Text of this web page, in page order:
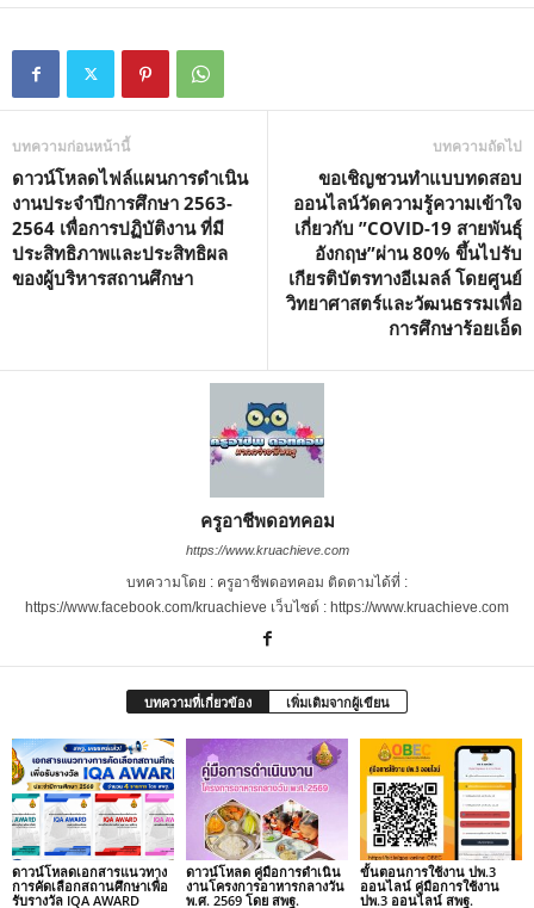
บทความก่อนหน้านี้
ดาวน์โหลดไฟล์แผนการดำเนิน
งานประจำปีการศึกษา 2563-
2564 เพื่อการปฏิบัติงาน ที่มี
ประสิทธิภาพและประสิทธิผล
ของผู้บริหารสถานศึกษา
บทความถัดไป
ขอเชิญชวนทำแบบทดสอบ
ออนไลน์วัดความรู้ความเข้าใจ
เกี่ยวกับ ”COVID-19 สายพันธุ์
อังกฤษ”ผ่าน 80% ขึ้นไปรับ
เกียรติบัตรทางอีเมลล์ โดยศูนย์
วิทยาศาสตร์และวัฒนธรรมเพื่อ
การศึกษาร้อยเอ็ด
ครูอาชีพดอทคอม
https://www.kruachieve.com
บทความโดย : ครูอาชีพดอทคอม ติดตามได้ที่ :
https://www.facebook.com/kruachieve เว็บไซต์ : https://www.kruachieve.com
บทความที่เกี่ยวข้อง เพิ่มเติมจากผู้เขียน
ดาวน์โหลดเอกสารแนวทาง
การคัดเลือกสถานศึกษาเพื่อ
รับรางวัล IQA AWARD
ดาวน์โหลด คู่มือการดำเนิน
งานโครงการอาหารกลางวัน
พ.ศ. 2569 โดย สพฐ.
ขั้นตอนการใช้งาน ปพ.3
ออนไลน์ คู่มือการใช้งาน
ปพ.3 ออนไลน์ สพฐ.